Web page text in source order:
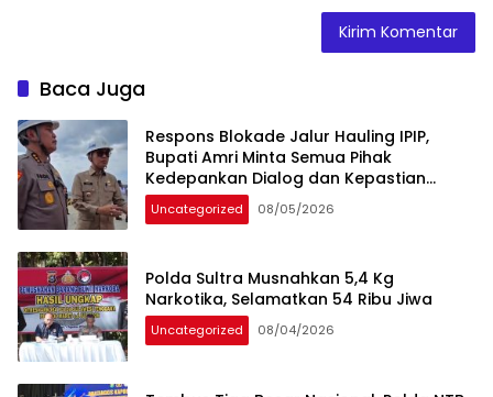
Baca Juga
Respons Blokade Jalur Hauling IPIP,
Bupati Amri Minta Semua Pihak
Kedepankan Dialog dan Kepastian
Hukum
Uncategorized 08/05/2026
Polda Sultra Musnahkan 5,4 Kg
Narkotika, Selamatkan 54 Ribu Jiwa
Uncategorized 08/04/2026